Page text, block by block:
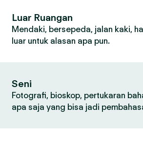
Luar Ruangan
Mendaki, bersepeda, jalan kaki,
luar untuk alasan apa pun.
Seni
Fotografi, bioskop, pertukaran
apa saja yang bisa jadi